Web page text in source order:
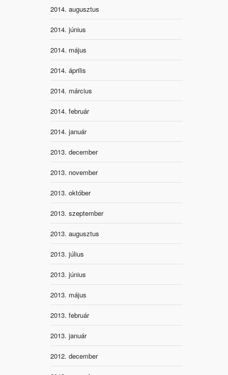
2014. augusztus
2014. június
2014. május
2014. április
2014. március
2014. február
2014. január
2013. december
2013. november
2013. október
2013. szeptember
2013. augusztus
2013. július
2013. június
2013. május
2013. február
2013. január
2012. december